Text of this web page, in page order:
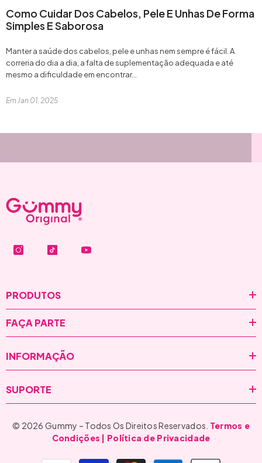
Como Cuidar Dos Cabelos, Pele E Unhas De Forma
Simples E Saborosa
Manter a saúde dos cabelos, pele e unhas nem sempre é fácil. A
correria do dia a dia, a falta de suplementação adequada e até
mesmo a dificuldade em encontrar...
Em Jan 01, 2025
PRODUTOS
FAÇA PARTE
INFORMAÇÃO
SUPORTE
© 2026 Gummy – Todos Os Direitos Reservados. Termos e
Condições | Política de Privacidade
Formas